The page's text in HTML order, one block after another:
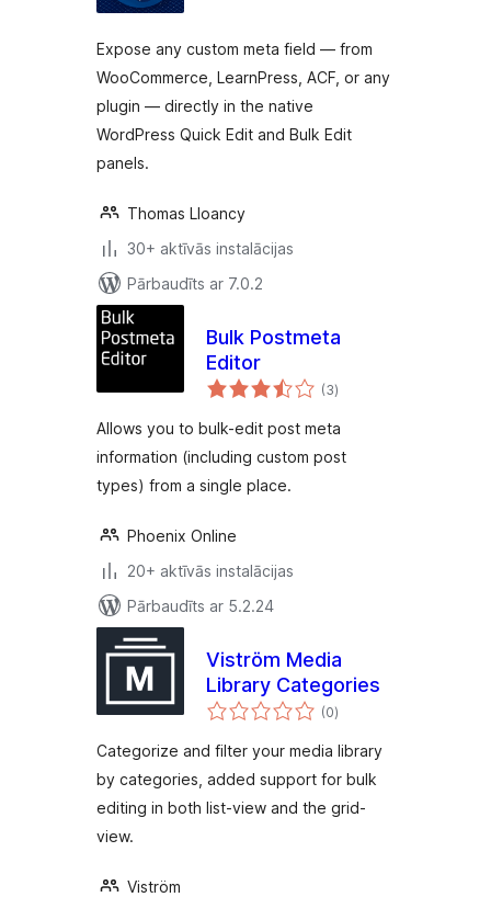
Expose any custom meta field — from
WooCommerce, LearnPress, ACF, or any
plugin — directly in the native
WordPress Quick Edit and Bulk Edit
panels.
Thomas Lloancy
30+ aktīvās instalācijas
Pārbaudīts ar 7.0.2
Bulk Postmeta
Editor
(3vērtējumu
kopsumma
)
Allows you to bulk-edit post meta
information (including custom post
types) from a single place.
Phoenix Online
20+ aktīvās instalācijas
Pārbaudīts ar 5.2.24
Viström Media
Library Categories
(0vērtējumu
kopsumma
)
Categorize and filter your media library
by categories, added support for bulk
editing in both list-view and the grid-
view.
Viström